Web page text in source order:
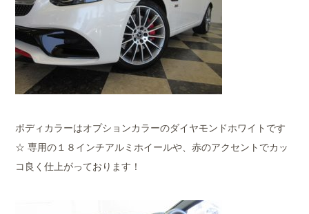
ボディカラーはオプションカラーのダイヤモンドホワイトです
☆ 専用の１８インチアルミホイールや、赤のアクセントでカッ
コ良く仕上がっております！